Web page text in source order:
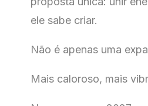
ele sabe criar.
Não é apenas uma
Mais caloroso, mais